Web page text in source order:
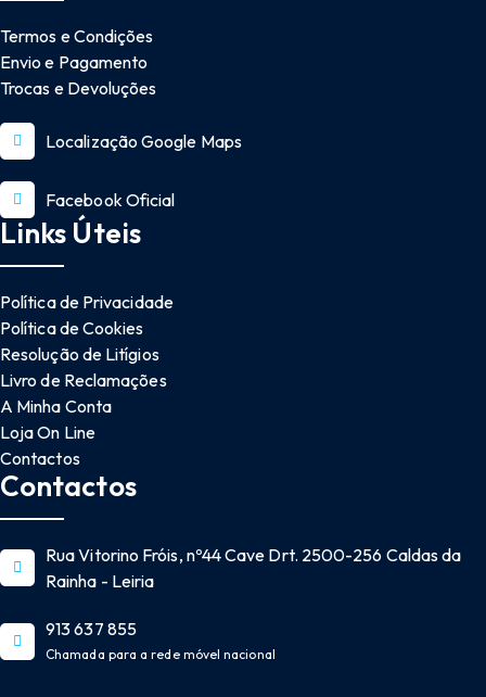
Termos e Condições
Envio e Pagamento
Trocas e Devoluções
Localização Google Maps
Facebook Oficial
Links Úteis
Política de Privacidade
Política de Cookies
Resolução de Litígios
Livro de Reclamações
A Minha Conta
Loja On Line
Contactos
Contactos
Rua Vitorino Fróis, nº44 Cave Drt. 2500-256 Caldas da
Rainha - Leiria
913 637 855
Chamada para a rede móvel nacional